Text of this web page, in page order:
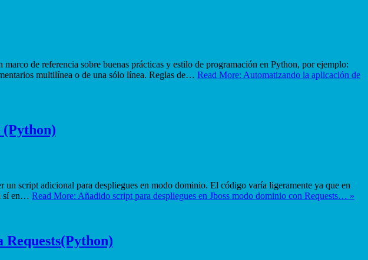
de referencia sobre buenas prácticas y estilo de programación en Python, por ejemplo:
multilínea o de una sólo línea. Reglas de… Read More: Automatizando la aplicación de
(Python)
un script adicional para despliegues en modo dominio. El código varía ligeramente ya que en
sí en… Read More: Añadido script para despliegues en Jboss modo dominio con Requests… »